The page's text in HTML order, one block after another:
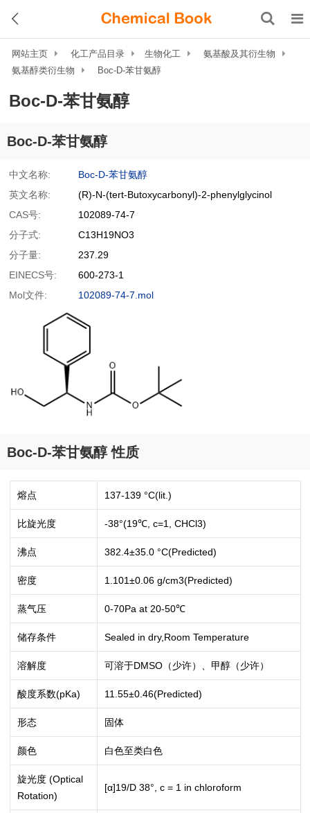
网站主页 化工产品目录 生物化工
氨基酸及其衍生物
氨基醇类衍生物
Boc-D-苯甘氨醇
Boc-D-苯甘氨醇
Boc-D-苯甘氨醇
中文名称:
Boc-D-苯甘氨醇
英文名称:
(R)-N-(tert-Butoxycarbonyl)-2-phenylglycinol
CAS号:
102089-74-7
分子式:
C13H19NO3
分子量:
237.29
EINECS号:
600-273-1
Mol文件:
102089-74-7.mol
Boc-D-苯甘氨醇 性质
熔点 137-139 °C(lit.)
比旋光度 -38°(19℃, c=1, CHCl3)
沸点 382.4±35.0 °C(Predicted)
密度 1.101±0.06 g/cm3(Predicted)
蒸气压 0-70Pa at 20-50℃
储存条件 Sealed in dry,Room Temperature
溶解度 可溶于DMSO（少许）、甲醇（少许）
酸度系数(pKa) 11.55±0.46(Predicted)
形态 固体
颜色 白色至类白色
旋光度 (Optical
Rotation)
[α]19/D 38°, c = 1 in chloroform